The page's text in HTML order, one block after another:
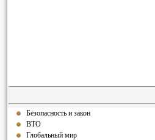
Безопасность и закон
ВТО
Глобальный мир